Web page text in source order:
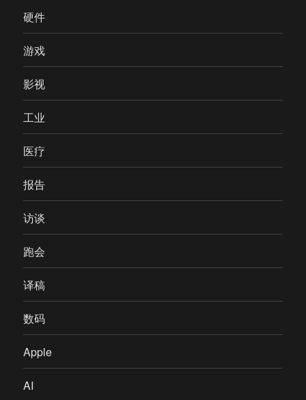
硬件
游戏
影视
工业
医疗
报告
访谈
跑会
译稿
数码
Apple
AI